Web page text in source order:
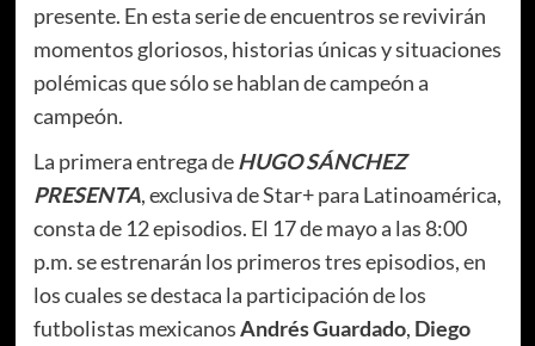
presente. En esta serie de encuentros se revivirán
momentos gloriosos, historias únicas y situaciones
polémicas que sólo se hablan de campeón a
campeón.
La primera entrega deHUGO SÁNCHEZ
PRESENTA, exclusiva de Star+ para Latinoamérica,
consta de 12 episodios. El 17 de mayo a las 8:00
p.m. se estrenarán los primeros tres episodios, en
los cuales se destaca la participación de los
futbolistas mexicanosAndrés Guardado, Diego